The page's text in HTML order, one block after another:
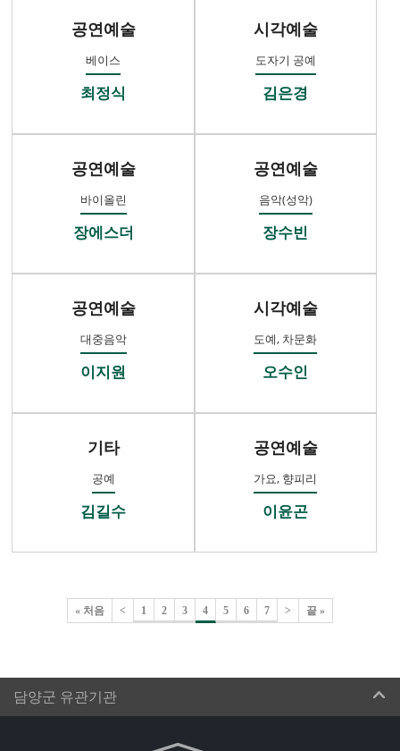
공연예술
베이스
최정식
시각예술
도자기 공예
김은경
공연예술
바이올린
장에스더
공연예술
음악(성악)
장수빈
공연예술
대중음악
이지원
시각예술
도예, 차문화
오수인
기타
공예
김길수
공연예술
가요, 향피리
이윤곤
« 처음 < 1 2 3 4 5 6 7 > 끝 »
담양군 유관기관